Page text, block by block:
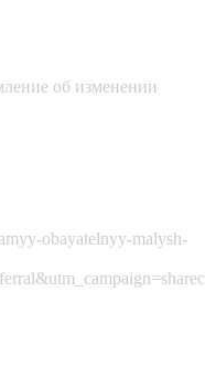
об изменении
obayatelnyy-malysh-